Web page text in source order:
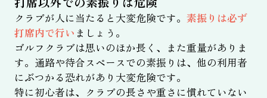
クラブが人に当たると大変危険です。 素振りは必ず
打席内で行い ましょう。
ゴルフクラブは思いのほか長く、また重量がありま
す。通路や待合スペースでの素振りは、他の利用者
にぶつかる恐れがあり大変危険です。
特に初心者は、クラブの長さや重さに慣れていない